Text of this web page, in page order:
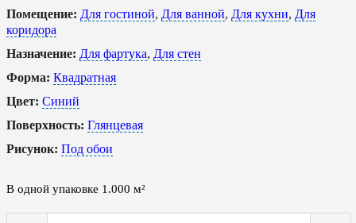
Помещение: Для гостиной, Для ванной, Для кухни, Для
коридора
Назначение: Для фартука, Для стен
Форма: Квадратная
Цвет: Синий
Поверхность: Глянцевая
Рисунок: Под обои
В одной упаковке 1.000 м²